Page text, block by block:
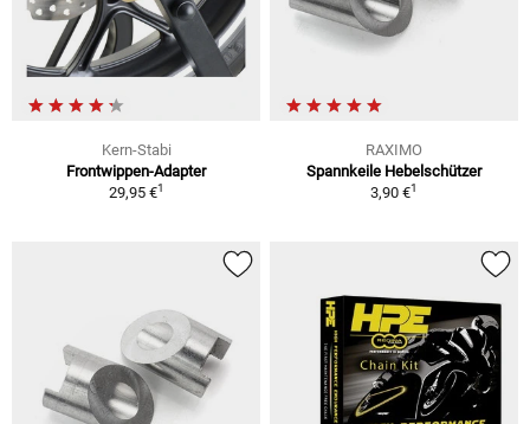
Kern-Stabi
Frontwippen-Adapter
29,95 €1
RAXIMO
Spannkeile Hebelschützer
3,90 €1